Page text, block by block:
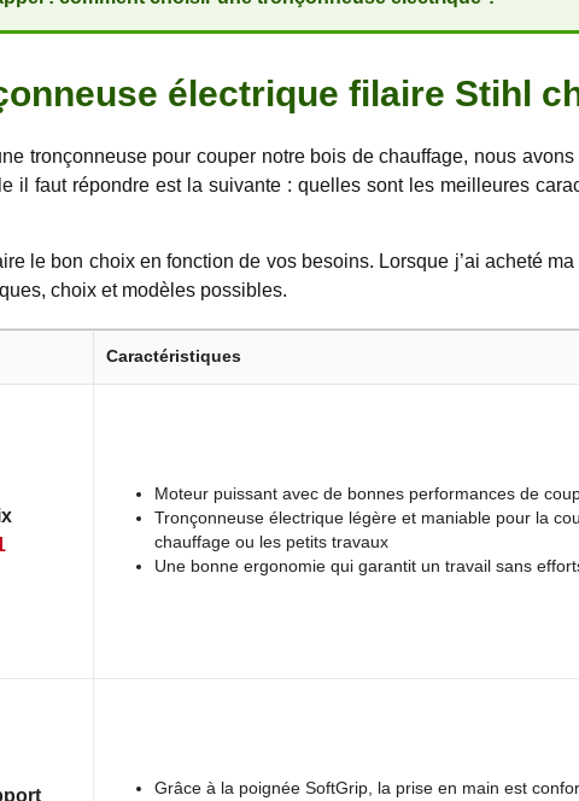
électrique filaire Stihl
tronçonneuse pour couper notre bois de chauffage, nous
il faut répondre est la suivante : quelles sont les meilleures
le bon choix en fonction de vos besoins. Lorsque j’ai acheté
choix et modèles possibles.
Caractéristiques
Moteur puissant avec de bonnes performances de
Tronçonneuse électrique légère et maniable pour la
chauffage ou les petits travaux
Une bonne ergonomie qui garantit un travail sans
Grâce à la poignée SoftGrip, la prise en main est